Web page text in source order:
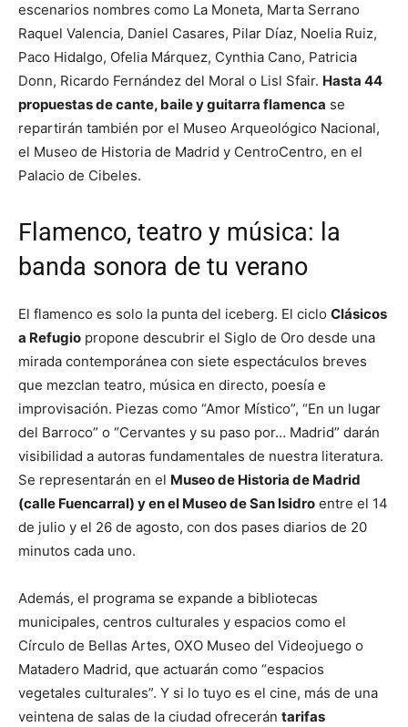
escenarios nombres como La Moneta, Marta Serrano
Raquel Valencia, Daniel Casares, Pilar Díaz, Noelia Ruiz,
Paco Hidalgo, Ofelia Márquez, Cynthia Cano, Patricia
Donn, Ricardo Fernández del Moral o Lisl Sfair. Hasta 44
propuestas de cante, baile y guitarra flamenca se
repartirán también por el Museo Arqueológico Nacional,
el Museo de Historia de Madrid y CentroCentro, en el
Palacio de Cibeles.
Flamenco, teatro y música: la
banda sonora de tu verano
El flamenco es solo la punta del iceberg. El ciclo Clásicos
a Refugio propone descubrir el Siglo de Oro desde una
mirada contemporánea con siete espectáculos breves
que mezclan teatro, música en directo, poesía e
improvisación. Piezas como “Amor Místico”, “En un lugar
del Barroco” o “Cervantes y su paso por… Madrid” darán
visibilidad a autoras fundamentales de nuestra literatura.
Se representarán en el Museo de Historia de Madrid
(calle Fuencarral) y en el Museo de San Isidro entre el 14
de julio y el 26 de agosto, con dos pases diarios de 20
minutos cada uno.
Además, el programa se expande a bibliotecas
municipales, centros culturales y espacios como el
Círculo de Bellas Artes, OXO Museo del Videojuego o
Matadero Madrid, que actuarán como “espacios
vegetales culturales”. Y si lo tuyo es el cine, más de una
veintena de salas de la ciudad ofrecerán tarifas